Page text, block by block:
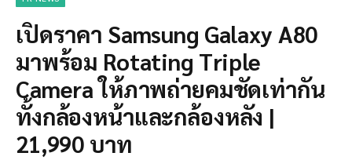
เปิดราคา Samsung Galaxy A80
มาพร้อม Rotating Triple
Camera ให้ภาพถ่ายคมชัดเท่ากัน
ทั้งกล้องหน้าและกล้องหลัง |
21,990 บาท